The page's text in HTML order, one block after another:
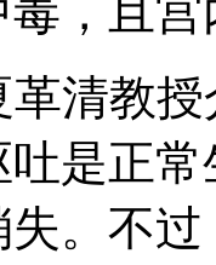
，且宫
清教授
是正
。不